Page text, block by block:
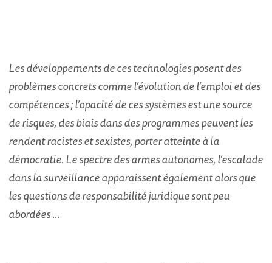
Les développements de ces technologies posent des
problèmes concrets comme l’évolution de l’emploi et des
compétences ; l’opacité de ces systèmes est une source
de risques, des biais dans des programmes peuvent les
rendent racistes et sexistes, porter atteinte à la
démocratie. Le spectre des armes autonomes, l’escalade
dans la surveillance apparaissent également alors que
les questions de responsabilité juridique sont peu
abordées ...